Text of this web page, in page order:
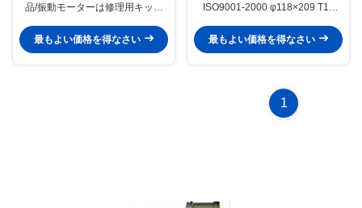
品/振動モーターは修理用キット
最もよい価格を得なさい
ISO9001-2000 φ118×209 T15
最もよい価格を得なさい
1